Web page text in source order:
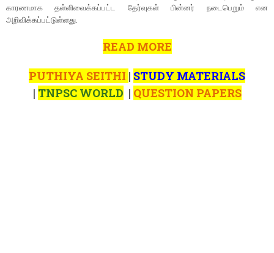
காரணமாக தள்ளிவைக்கப்பட்ட தேர்வுகள் பின்னர் நடைபெறும் என
அறிவிக்கப்பட்டுள்ளது.
READ MORE
PUTHIYA SEITHI | STUDY MATERIALS
| TNPSC WORLD | QUESTION PAPERS